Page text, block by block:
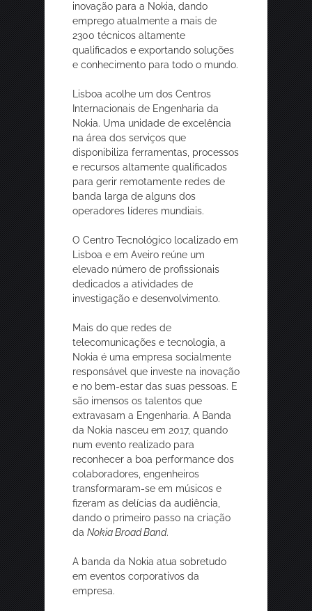
inovação para a Nokia, dando
emprego atualmente a mais de
2300 técnicos altamente
qualificados e exportando soluções
e conhecimento para todo o mundo.
Lisboa acolhe um dos Centros
Internacionais de Engenharia da
Nokia. Uma unidade de excelência
na área dos serviços que
disponibiliza ferramentas, processos
e recursos altamente qualificados
para gerir remotamente redes de
banda larga de alguns dos
operadores líderes mundiais.
O Centro Tecnológico localizado em
Lisboa e em Aveiro reúne um
elevado número de profissionais
dedicados a atividades de
investigação e desenvolvimento.
Mais do que redes de
telecomunicações e tecnologia, a
Nokia é uma empresa socialmente
responsável que investe na inovação
e no bem-estar das suas pessoas. E
são imensos os talentos que
extravasam a Engenharia. A Banda
da Nokia nasceu em 2017, quando
num evento realizado para
reconhecer a boa performance dos
colaboradores, engenheiros
transformaram-se em músicos e
fizeram as delícias da audiência,
dando o primeiro passo na criação
da Nokia Broad Band.
A banda da Nokia atua sobretudo
em eventos corporativos da
empresa.